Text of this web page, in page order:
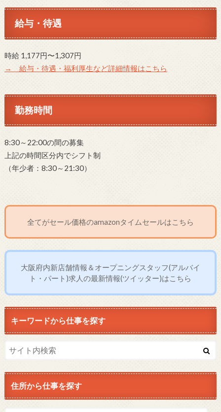
給与・待遇
時給 1,177円〜1,307円
→ 給与・待遇・福利厚生など詳細情報はこちら
勤務時間
8:30～22:00の間の募集
上記の時間区分内でシフト制
（年少者：8:30～21:30）
全てがセール価格のamazonタイムセールはこちら
大阪府内新店舗情報＆オープニングスタッフ(アルバイ
ト・パート)求人の最新情報(ツイッター)はこちら
キーワードから仕事を探す
住所から仕事を探す